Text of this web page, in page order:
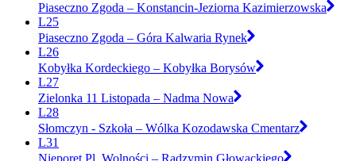
Piaseczno Zgoda – Konstancin-Jeziorna Kazimierzowska
L25
Piaseczno Zgoda – Góra Kalwaria Rynek
L26
Kobyłka Kordeckiego – Kobyłka Borysów
L27
Zielonka 11 Listopada – Nadma Nowa
L28
Słomczyn - Szkoła – Wólka Kozodawska Cmentarz
L31